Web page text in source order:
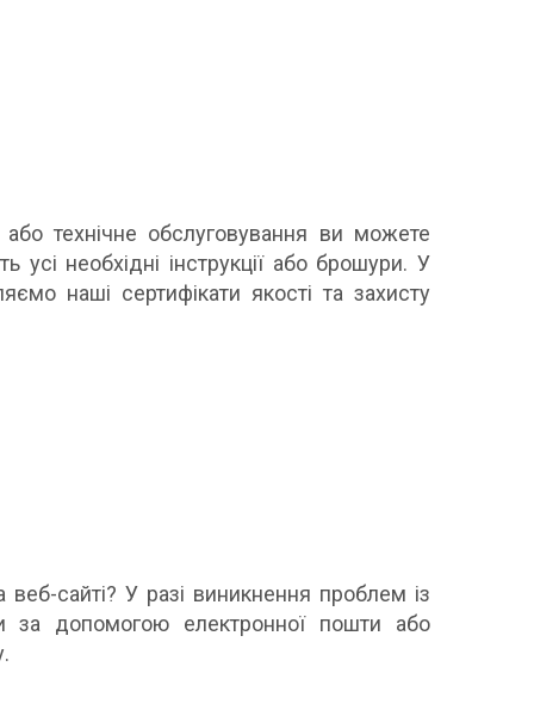
технічне обслуговування ви можете
усі необхідні інструкції або брошури. У
наші сертифікати якості та захисту
сайті? У разі виникнення проблем із
за допомогою електронної пошти або